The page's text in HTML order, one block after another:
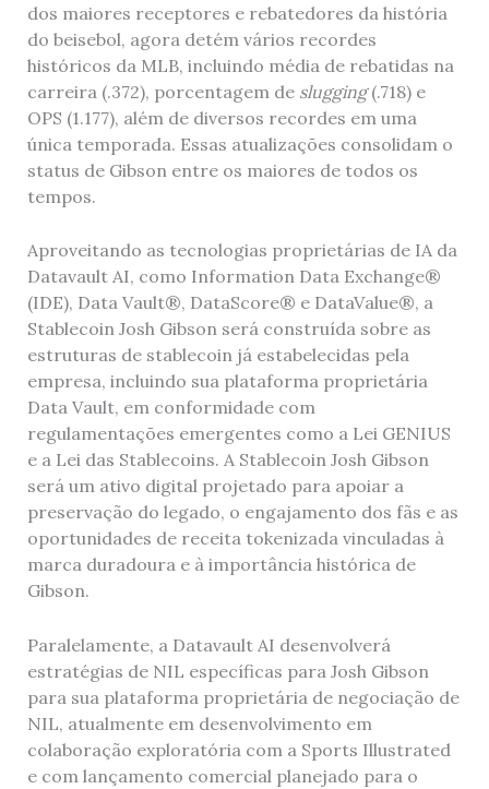
dos maiores receptores e rebatedores da história
do beisebol, agora detém vários recordes
históricos da MLB, incluindo média de rebatidas na
carreira (.372), porcentagem de slugging(.718) e
OPS (1.177), além de diversos recordes em uma
única temporada. Essas atualizações consolidam o
status de Gibson entre os maiores de todos os
tempos.
Aproveitando as tecnologias proprietárias de IA da
Datavault AI, como Information Data Exchange®
(IDE), Data Vault®, DataScore® e DataValue®, a
Stablecoin Josh Gibson será construída sobre as
estruturas de stablecoin já estabelecidas pela
empresa, incluindo sua plataforma proprietária
Data Vault, em conformidade com
regulamentações emergentes como a Lei GENIUS
e a Lei das Stablecoins. A Stablecoin Josh Gibson
será um ativo digital projetado para apoiar a
preservação do legado, o engajamento dos fãs e as
oportunidades de receita tokenizada vinculadas à
marca duradoura e à importância histórica de
Gibson.
Paralelamente, a Datavault AI desenvolverá
estratégias de NIL específicas para Josh Gibson
para sua plataforma proprietária de negociação de
NIL, atualmente em desenvolvimento em
colaboração exploratória com a Sports Illustrated
e com lançamento comercial planejado para o